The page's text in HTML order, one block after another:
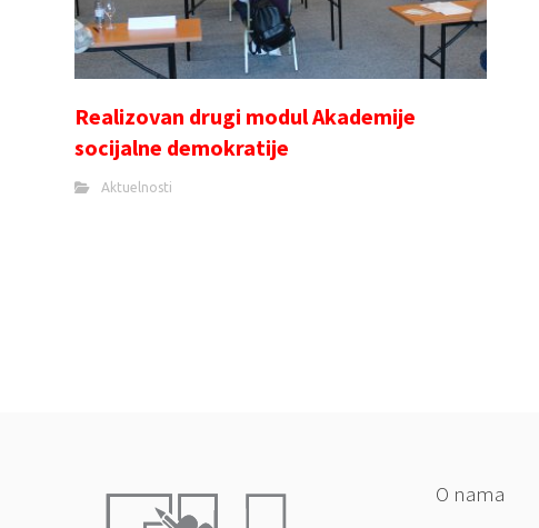
Realizovan drugi modul Akademije
socijalne demokratije
Aktuelnosti
O nama